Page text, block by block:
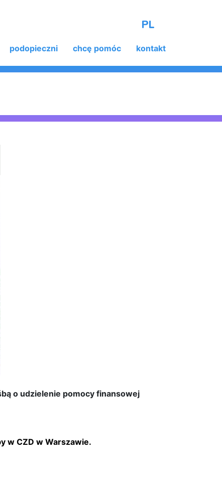
PL
podopieczni chcę pomóc kontakt
o udzielenie pomocy finansowej
w CZD w Warszawie.